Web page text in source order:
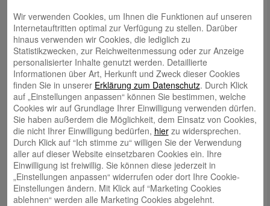
Online-Chat
E-Mail an Kundenberatung
Rückruf durch Kundenberatung
Filiale finden
Meinung mitteilen
E-Mail an Blog-Redaktion
Wir verwenden Cookies, um Ihnen die Funktionen auf unseren
Internetauftritten optimal zur Verfügung zu stellen. Darüber
hinaus verwenden wir Cookies, die lediglich zu
Statistikzwecken, zur Reichweitenmessung oder zur Anzeige
personalisierter Inhalte genutzt werden. Detaillierte
Informationen über Art, Herkunft und Zweck dieser Cookies
finden Sie in unserer Erklärung zum Datenschutz. Durch Klick
auf „Einstellungen anpassen“ können Sie bestimmen, welche
Cookies wir auf Grundlage Ihrer Einwilligung verwenden dürfen.
Sie haben außerdem die Möglichkeit, dem Einsatz von Cookies,
die nicht Ihrer Einwilligung bedürfen, hierzu widersprechen.
Durch Klick auf “Ich stimme zu“ willigen Sie der Verwendung
aller auf dieser Website einsetzbaren Cookies ein. Ihre
Einwilligung ist freiwillig. Sie können diese jederzeit in
„Einstellungen anpassen“ widerrufen oder dort Ihre Cookie-
Einstellungen ändern. Mit Klick auf “Marketing Cookies
ablehnen“ werden alle Marketing Cookies abgelehnt.